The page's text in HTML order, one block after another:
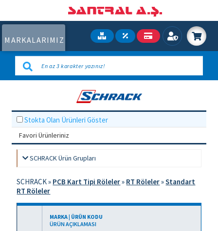
MARKALARIMIZ
Stokta Olan Ürünleri Göster
Favori Ürünleriniz
SCHRACK Ürün Grupları
SCHRACK» PCB Kart Tipi Röleler» RT Röleler»Standart
RT Röleler
MARKA | ÜRÜN KODU
ÜRÜN AÇIKLAMASI